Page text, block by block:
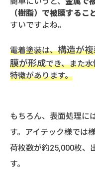
（樹脂）で被膜するこ
すいですよね。
電着塗装は、構造が
膜が形成でき、また
特徴があります。
もちろん、表面処理に
す。アイテック様では
荷枚数が約25,000枚、
す。